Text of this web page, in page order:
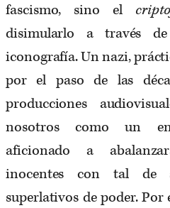
fascismo, sino el
disimularlo a través
iconografía. Un nazi,
por el paso de las
producciones
nosotros como un
aficionado a
inocentes con tal de
superlativos de poder.